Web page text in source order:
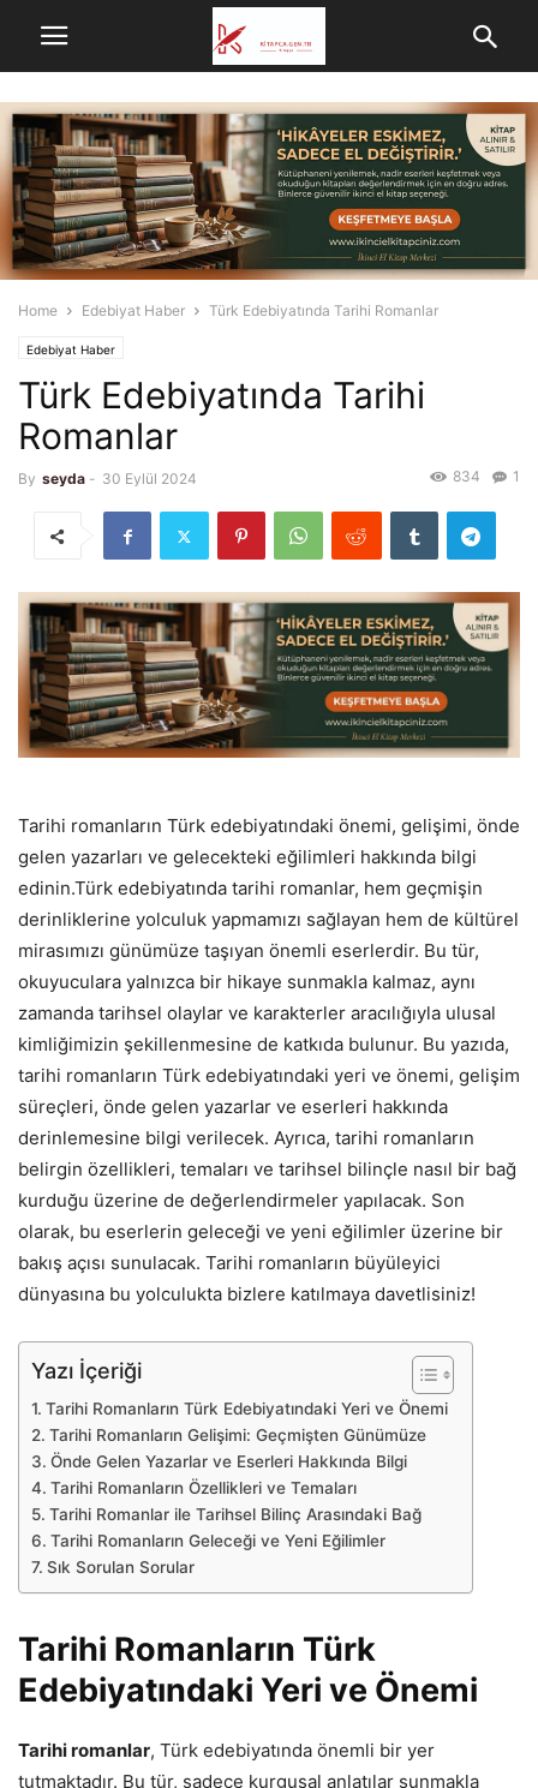
Home Edebiyat Haber Türk Edebiyatında Tarihi Romanlar
Edebiyat Haber
Türk Edebiyatında Tarihi
Romanlar
By seyda - 30 Eylül 2024 1
834
Tarihi romanların Türk edebiyatındaki önemi, gelişimi, önde
gelen yazarları ve gelecekteki eğilimleri hakkında bilgi
edinin.Türk edebiyatında tarihi romanlar, hem geçmişin
derinliklerine yolculuk yapmamızı sağlayan hem de kültürel
mirasımızı günümüze taşıyan önemli eserlerdir. Bu tür,
okuyuculara yalnızca bir hikaye sunmakla kalmaz, aynı
zamanda tarihsel olaylar ve karakterler aracılığıyla ulusal
kimliğimizin şekillenmesine de katkıda bulunur. Bu yazıda,
tarihi romanların Türk edebiyatındaki yeri ve önemi, gelişim
süreçleri, önde gelen yazarlar ve eserleri hakkında
derinlemesine bilgi verilecek. Ayrıca, tarihi romanların
belirgin özellikleri, temaları ve tarihsel bilinçle nasıl bir bağ
kurduğu üzerine de değerlendirmeler yapılacak. Son
olarak, bu eserlerin geleceği ve yeni eğilimler üzerine bir
bakış açısı sunulacak. Tarihi romanların büyüleyici
dünyasına bu yolculukta bizlere katılmaya davetlisiniz!
Yazı İçeriği
Tarihi Romanların Türk Edebiyatındaki Yeri ve Önemi
Tarihi Romanların Gelişimi: Geçmişten Günümüze
Önde Gelen Yazarlar ve Eserleri Hakkında Bilgi
Tarihi Romanların Özellikleri ve Temaları
Tarihi Romanlar ile Tarihsel Bilinç Arasındaki Bağ
Tarihi Romanların Geleceği ve Yeni Eğilimler
Sık Sorulan Sorular
Tarihi Romanların Türk
Edebiyatındaki Yeri ve Önemi
Tarihi romanlar, Türk edebiyatında önemli bir yer
tutmaktadır. Bu tür, sadece kurgusal anlatılar sunmakla